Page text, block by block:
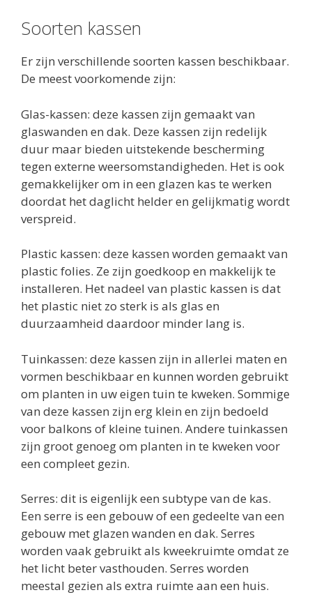
Soorten kassen
Er zijn verschillende soorten kassen beschikbaar.
De meest voorkomende zijn:
Glas-kassen: deze kassen zijn gemaakt van
glaswanden en dak. Deze kassen zijn redelijk
duur maar bieden uitstekende bescherming
tegen externe weersomstandigheden. Het is ook
gemakkelijker om in een glazen kas te werken
doordat het daglicht helder en gelijkmatig wordt
verspreid.
Plastic kassen: deze kassen worden gemaakt van
plastic folies. Ze zijn goedkoop en makkelijk te
installeren. Het nadeel van plastic kassen is dat
het plastic niet zo sterk is als glas en
duurzaamheid daardoor minder lang is.
Tuinkassen: deze kassen zijn in allerlei maten en
vormen beschikbaar en kunnen worden gebruikt
om planten in uw eigen tuin te kweken. Sommige
van deze kassen zijn erg klein en zijn bedoeld
voor balkons of kleine tuinen. Andere tuinkassen
zijn groot genoeg om planten in te kweken voor
een compleet gezin.
Serres: dit is eigenlijk een subtype van de kas.
Een serre is een gebouw of een gedeelte van een
gebouw met glazen wanden en dak. Serres
worden vaak gebruikt als kweekruimte omdat ze
het licht beter vasthouden. Serres worden
meestal gezien als extra ruimte aan een huis.